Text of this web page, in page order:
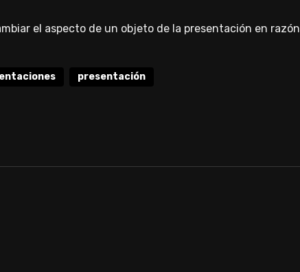
el aspecto de un objeto de la presentación en razón
presentación